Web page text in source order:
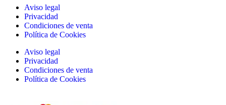
Aviso legal
Privacidad
Condiciones de venta
Política de Cookies
Aviso legal
Privacidad
Condiciones de venta
Política de Cookies